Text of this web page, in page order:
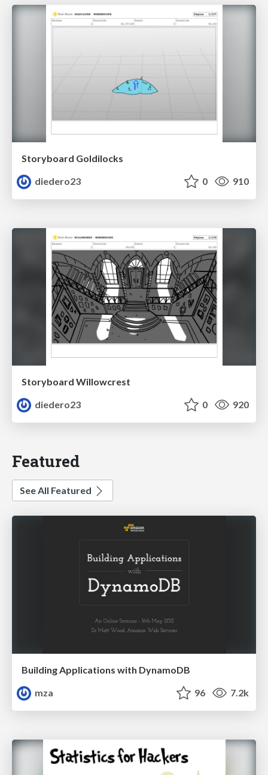
Storyboard Goldilocks
diedero23
0 910
Storyboard Willowcrest
diedero23
0 920
Featured
See All Featured
Building Applications with DynamoDB
mza
96 7.2k